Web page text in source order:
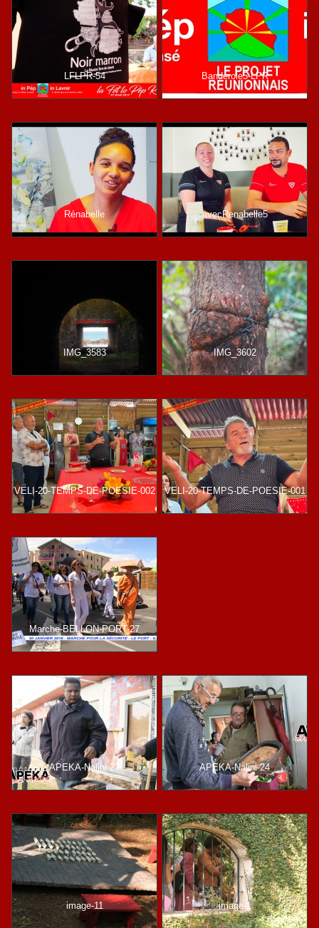
LFLPR-54 Banderole5-LPR
Rénabelle avecRenabelle5
IMG_3583 IMG_3602
VELI-20-TEMPS-DE-POESIE-002 VELI-20-TEMPS-DE-POESIE-001
Marche-BELLON-PORT-27
APEKA-Nalini-27 APEKA-Nalini-24
image-11 image-1